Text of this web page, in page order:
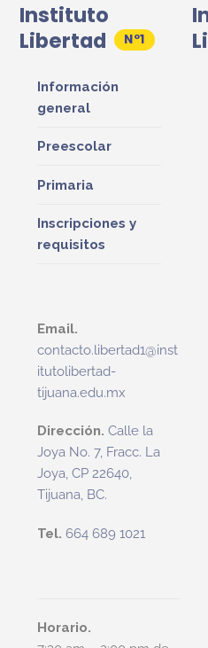
Instituto
Libertad
Información
general
Preescolar
Primaria
Inscripciones y
requisitos
Email.
contacto.libertad1@inst
itutolibertad-
tijuana.edu.mx
Dirección. Calle la
Joya No. 7, Fracc. La
Joya, CP 22640,
Tijuana, BC.
Tel. 664 689 1021
Horario.